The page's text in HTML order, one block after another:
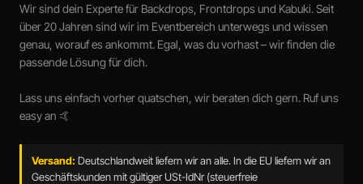
Wir sind dein Experte für Backdrops, Frontdrops und Kabuki. Seit
über 20 Jahren sind wir im Eventbereich unterwegs und wissen
genau, worauf es ankommt. Egal, was du vorhast – wir finden die
passende Lösung für dich.
Lass uns einfach vorher quatschen, wir beraten dich gern. Ruf uns
easy an 🤙
Versand: Deutschlandweit liefern wir an alle. In die EU liefern wir an
Geschäftskunden mit gültiger USt-IdNr (steuerfreie